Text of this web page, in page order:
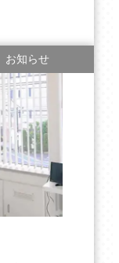
お知らせ